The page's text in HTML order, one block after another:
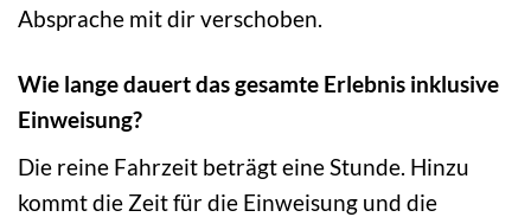
Absprache mit dir verschoben.
Wie lange dauert das gesamte Erlebnis inklusive
Einweisung?
Die reine Fahrzeit beträgt eine Stunde. Hinzu
kommt die Zeit für die Einweisung und die